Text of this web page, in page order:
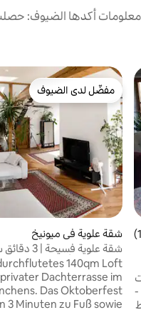
معلومات أكدها الضيوف: حصلت
التجارية ومركز السينما، منطقة المشاة الصغيرة -
مفضّل لدى الضيوف
مفضّل لدى الضيوف
شقة علوية في ميونيخ
شقة علوية
إلى مهرجان أكتوبر
140qm Loft
Dachterrasse im
Oktoberfest
3 Minuten zu Fuß sowie